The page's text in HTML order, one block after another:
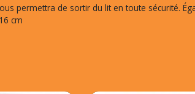
permettra de sortir du lit en toute sécurité.
cm